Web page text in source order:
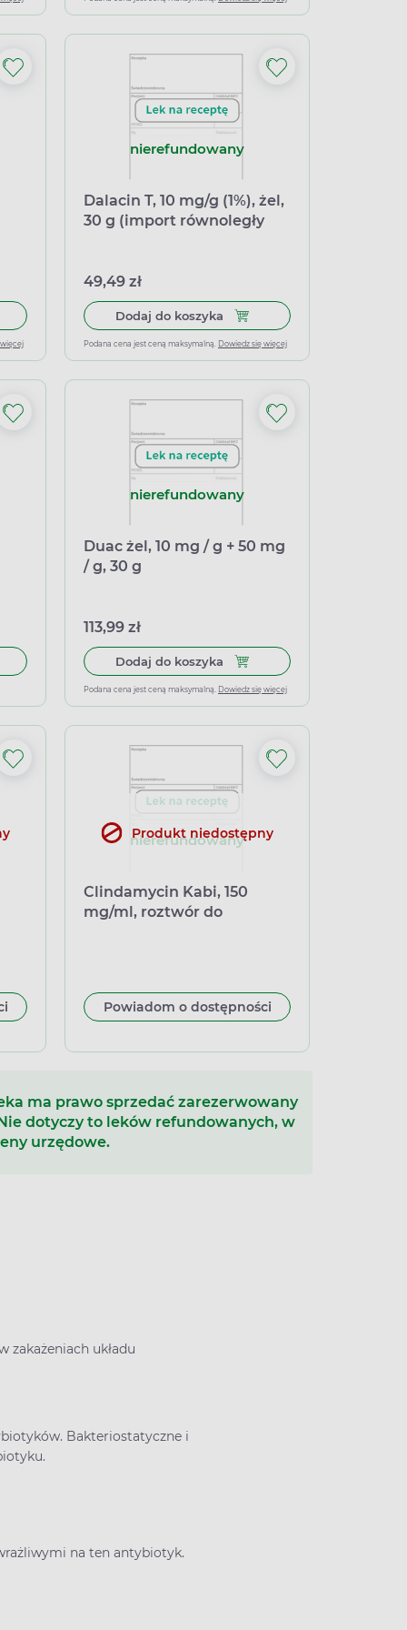
30 g
do koszyka Duocutan, 10 mg/g + 30 mg/g, żel, 60 g
nierefundowany
Dalacin T, 10 mg/g (1%), żel,
30 g (import równoległy
49,49 zł
Dodaj do koszyka Dodaj do koszyka Dalacin
Podana cena jest ceną maksymalną. Dowiedz się więcej
40 g (import równoległy Inpharm)
nierefundowany
Duac żel, 10 mg / g + 50 mg
/ g, 30 g
113,99 zł
Dodaj do koszyka Dodaj do koszyka Duac żel,
Podana cena jest ceną maksymalną. Dowiedz się więcej
nierefundowany
Produkt niedostępny
Clindamycin Kabi, 150
mg/ml, roztwór do
Powiadom o dostępności
ma prawo sprzedać zarezerwowany
dotyczy to leków refundowanych, w
urzędowe.
układu
Bakteriostatyczne i
na ten antybiotyk.